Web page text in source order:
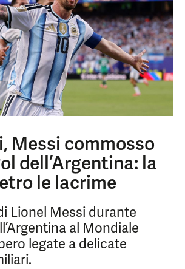
Messi commosso
dell’Argentina: la
le lacrime
Lionel Messi durante
al Mondiale
legate a delicate